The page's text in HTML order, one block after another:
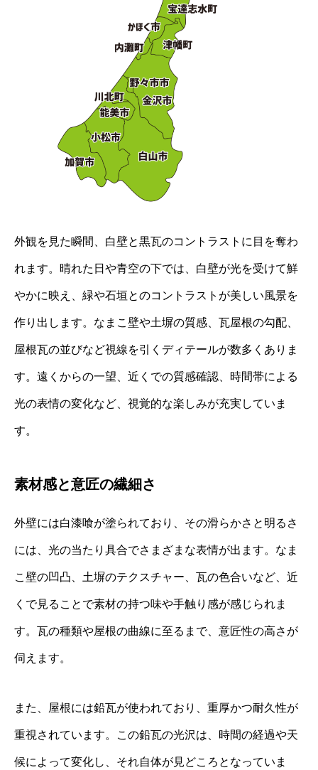
外観を見た瞬間、白壁と黒瓦のコントラストに目を奪わ
れます。晴れた日や青空の下では、白壁が光を受けて鮮
やかに映え、緑や石垣とのコントラストが美しい風景を
作り出します。なまこ壁や土塀の質感、瓦屋根の勾配、
屋根瓦の並びなど視線を引くディテールが数多くありま
す。遠くからの一望、近くでの質感確認、時間帯による
光の表情の変化など、視覚的な楽しみが充実していま
す。
素材感と意匠の繊細さ
外壁には白漆喰が塗られており、その滑らかさと明るさ
には、光の当たり具合でさまざまな表情が出ます。なま
こ壁の凹凸、土塀のテクスチャー、瓦の色合いなど、近
くで見ることで素材の持つ味や手触り感が感じられま
す。瓦の種類や屋根の曲線に至るまで、意匠性の高さが
伺えます。
また、屋根には鉛瓦が使われており、重厚かつ耐久性が
重視されています。この鉛瓦の光沢は、時間の経過や天
候によって変化し、それ自体が見どころとなっていま